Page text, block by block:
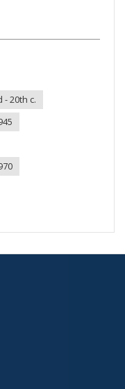
- 20th c.